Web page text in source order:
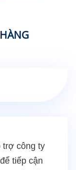
trợ công ty
tiếp cận